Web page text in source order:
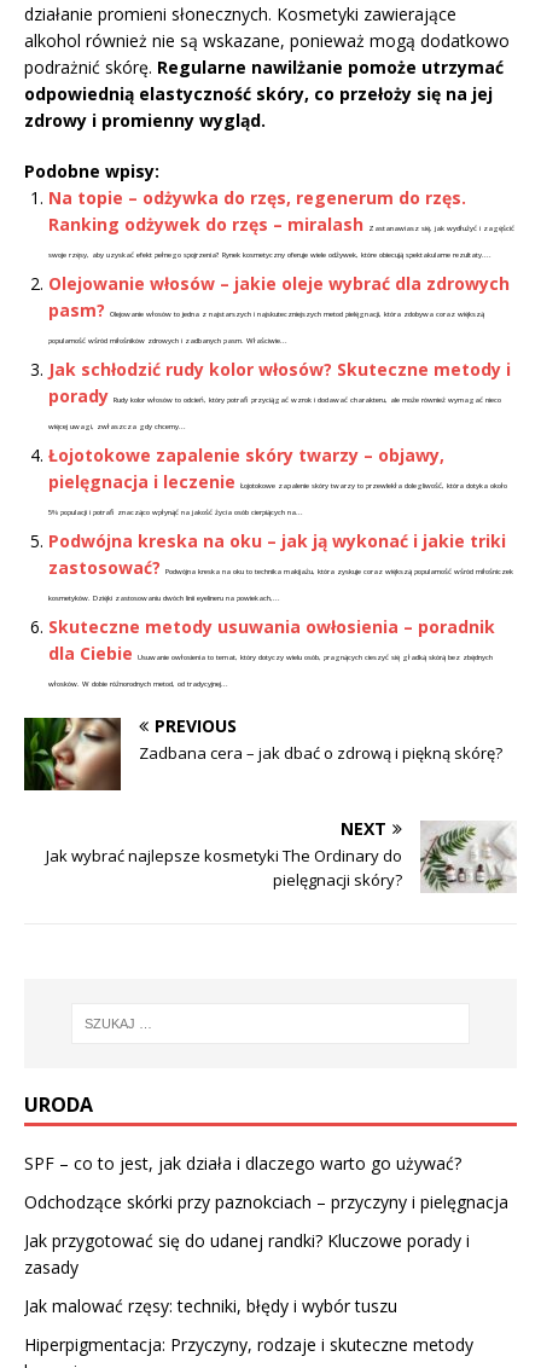
działanie promieni słonecznych. Kosmetyki zawierające
alkohol również nie są wskazane, ponieważ mogą dodatkowo
podrażnić skórę. Regularne nawilżanie pomoże utrzymać
odpowiednią elastyczność skóry, co przełoży się na jej
zdrowy i promienny wygląd.
Podobne wpisy:
Na topie – odżywka do rzęs, regenerum do rzęs.
Ranking odżywek do rzęs – miralash
Zastanawiasz się, jak wydłużyć i zagęścić
swoje rzęsy, aby uzyskać efekt pełnego spojrzenia? Rynek kosmetyczny oferuje wiele odżywek, które obiecują spektakularne rezultaty....
Olejowanie włosów – jakie oleje wybrać dla zdrowych
pasm?
Olejowanie włosów to jedna z najstarszych i najskuteczniejszych metod pielęgnacji, która zdobywa coraz większą
popularność wśród miłośników zdrowych i zadbanych pasm. Właściwie...
Jak schłodzić rudy kolor włosów? Skuteczne metody i
porady Rudy kolor włosów to odcień, który potrafi przyciągać wzrok i dodawać charakteru, ale może również wymagać nieco
więcej uwagi, zwłaszcza gdy chcemy...
Łojotokowe zapalenie skóry twarzy – objawy,
pielęgnacja i leczenie
Łojotokowe zapalenie skóry twarzy to przewlekła dolegliwość, która dotyka około
5% populacji i potrafi znacząco wpłynąć na jakość życia osób cierpiących na...
Podwójna kreska na oku – jak ją wykonać i jakie triki
zastosować?
Podwójna kreska na oku to technika makijażu, która zyskuje coraz większą popularność wśród miłośniczek
kosmetyków. Dzięki zastosowaniu dwóch linii eyelineru na powiekach,...
Skuteczne metody usuwania owłosienia – poradnik
dla Ciebie
Usuwanie owłosienia to temat, który dotyczy wielu osób, pragnących cieszyć się gładką skórą bez zbędnych
włosków. W dobie różnorodnych metod, od tradycyjnej...
PREVIOUS
Zadbana cera – jak dbać o zdrową i piękną skórę?
NEXT
Jak wybrać najlepsze kosmetyki The Ordinary do
pielęgnacji skóry?
URODA
SPF – co to jest, jak działa i dlaczego warto go używać?
Odchodzące skórki przy paznokciach – przyczyny i pielęgnacja
Jak przygotować się do udanej randki? Kluczowe porady i
zasady
Jak malować rzęsy: techniki, błędy i wybór tuszu
Hiperpigmentacja: Przyczyny, rodzaje i skuteczne metody